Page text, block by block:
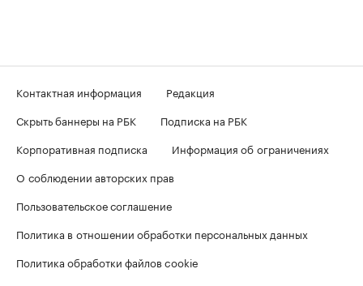
Контактная информация
Редакция
Скрыть баннеры на РБК
Подписка на РБК
Корпоративная подписка
Информация об ограничениях
О соблюдении авторских прав
Пользовательское соглашение
Политика в отношении обработки персональных данных
Политика обработки файлов cookie